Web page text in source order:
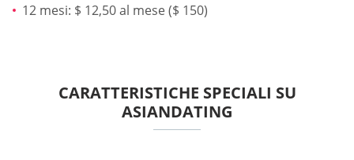
12 mesi: $ 12,50 al mese ($ 150)
CARATTERISTICHE SPECIALI SU
ASIANDATING